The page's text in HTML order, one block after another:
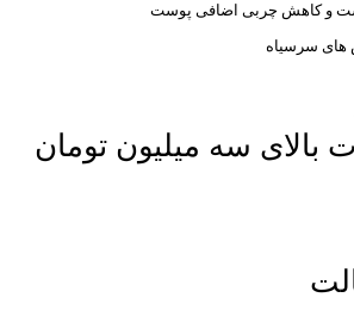
و کاهش چربی اضافی پوست
سرسیاه
بالای سه میلیون تومان